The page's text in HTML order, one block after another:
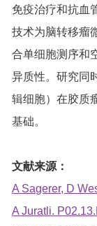
免疫治疗和抗血
技术为脑转移瘤
合单细胞测序和
异质性。研究同
辑细胞）在胶质
基础。
文献来源：
A Sagerer, D
A Juratli.